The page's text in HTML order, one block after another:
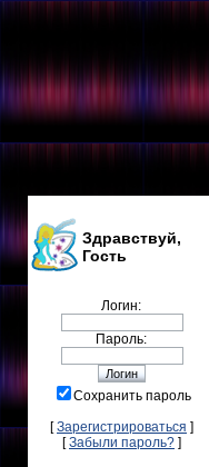
Здравствуй,
Гость
Логин:
Пароль:
Сохранить пароль
[Зарегистрироваться ]
[Забыли пароль? ]